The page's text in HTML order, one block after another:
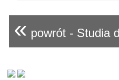
« powrót - Studia